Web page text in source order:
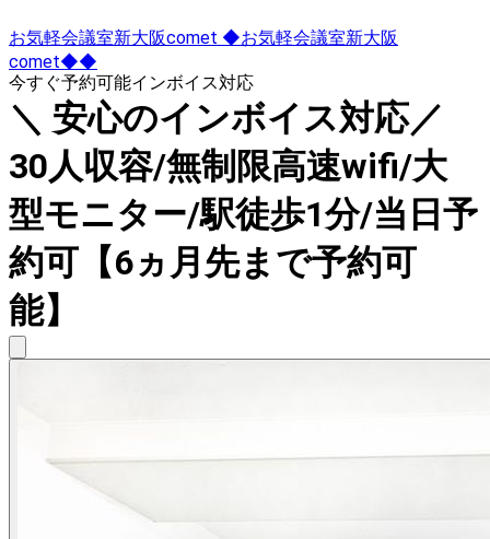
お気軽会議室新大阪comet ◆お気軽会議室新大阪
comet◆◆
今すぐ予約可能インボイス対応
＼ 安心のインボイス対応／
30人収容/無制限高速wifi/大
型モニター/駅徒歩1分/当日予
約可【6ヵ月先まで予約可
能】